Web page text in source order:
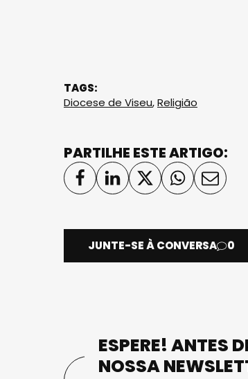
TAGS:
Diocese de Viseu,Religião
PARTILHE ESTE ARTIGO:
JUNTE-SE À CONVERSA 0
ESPERE! ANTES
NOSSA